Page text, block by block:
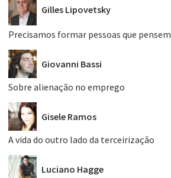
Gilles Lipovetsky
Precisamos formar pessoas que pensem
Giovanni Bassi
Sobre alienação no emprego
Gisele Ramos
A vida do outro lado da terceirização
Luciano Hagge